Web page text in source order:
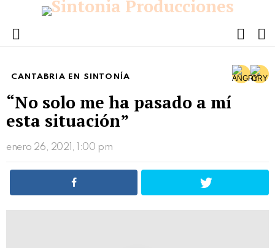
Menu
CANTABRIA EN SINTONÍA
“No solo me ha pasado a mí
esta situación”
enero 26, 2021, 1:00 pm